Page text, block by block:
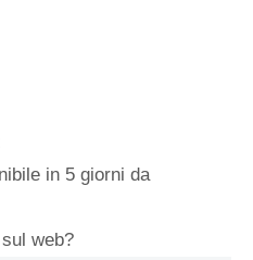
in 5 giorni da
web?